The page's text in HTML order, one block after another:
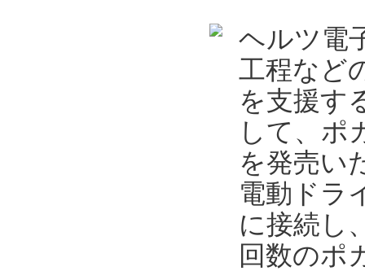
ヘルツ電
工程など
を支援す
して、ポ
を発売い
電動ドラ
に接続し
回数のポ